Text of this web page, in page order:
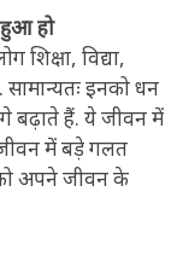
हुआ हो
विद्या,
इनको धन
बढ़ाते हैं. ये जीवन में
में बड़े गलत
अपने जीवन के